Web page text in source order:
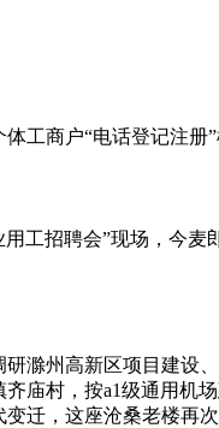
工商户“电话登记注册
用工招聘会”现场，今
滁州高新区项目建设、
庙村，按a1级通用机场
迁，这座沧桑老楼再